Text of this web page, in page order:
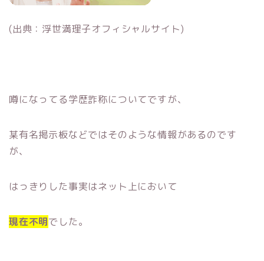
(出典：浮世満理子オフィシャルサイト)
噂になってる学歴詐称についてですが、
某有名掲示板などではそのような情報があるのです
が、
はっきりした事実はネット上において
現在不明でした。